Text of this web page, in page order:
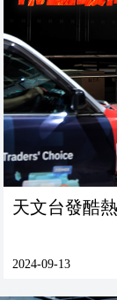
天文台發酷
2024-09-13